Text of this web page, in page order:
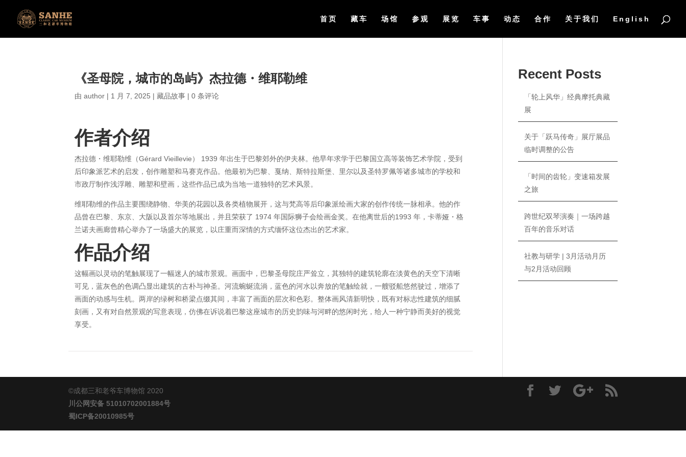
首页 藏车 场馆 参观 展览 车事 动态 合作 关于我们 English
《圣母院，城市的岛屿》杰拉德・维耶勒维
由author | 1 月 7, 2025 |藏品故事 |0 条评论
作者介绍
杰拉德・维耶勒维（Gérard Vieillevie） 1939 年出生于巴黎郊外的伊夫林。他早年求学于巴黎国立高等装饰艺术学院，受到
后印象派艺术的启发，创作雕塑和马赛克作品。他最初为巴黎、戛纳、斯特拉斯堡、里尔以及圣特罗佩等诸多城市的学校和
市政厅制作浅浮雕、雕塑和壁画，这些作品已成为当地一道独特的艺术风景。
维耶勒维的作品主要围绕静物、华美的花园以及各类植物展开，这与梵高等后印象派绘画大家的创作传统一脉相承。他的作
品曾在巴黎、东京、大阪以及首尔等地展出，并且荣获了 1974 年国际狮子会绘画金奖。在他离世后的1993 年，卡蒂娅・格
兰诺夫画廊曾精心举办了一场盛大的展览，以庄重而深情的方式缅怀这位杰出的艺术家。
作品介绍
这幅画以灵动的笔触展现了一幅迷人的城市景观。画面中，巴黎圣母院庄严耸立，其独特的建筑轮廓在淡黄色的天空下清晰
可见，蓝灰色的色调凸显出建筑的古朴与神圣。河流蜿蜒流淌，蓝色的河水以奔放的笔触绘就，一艘驳船悠然驶过，增添了
画面的动感与生机。两岸的绿树和桥梁点缀其间，丰富了画面的层次和色彩。整体画风清新明快，既有对标志性建筑的细腻
刻画，又有对自然景观的写意表现，仿佛在诉说着巴黎这座城市的历史韵味与河畔的悠闲时光，给人一种宁静而美好的视觉
享受。
Recent Posts
「轮上风华」经典摩托典藏
展
关于「跃马传奇」展厅展品
临时调整的公告
「时间的齿轮」变速箱发展
之旅
跨世纪双琴演奏｜一场跨越
百年的音乐对话
社教与研学 | 3月活动月历
与2月活动回顾
©成都三和老爷车博物馆 2020
川公网安备 51010702001884号
蜀ICP备20010985号